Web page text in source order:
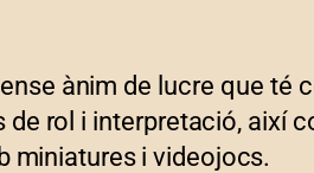
ànim de lucre que té
rol i interpretació, així
miniatures i videojocs.